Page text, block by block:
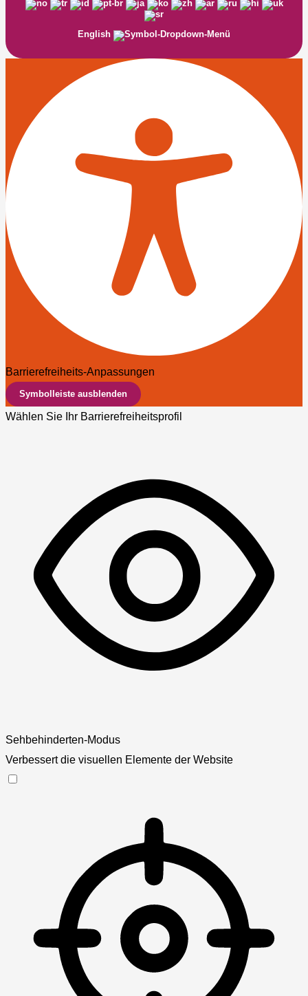
English
Barrierefreiheits-Anpassungen
Symbolleiste ausblenden
Wählen Sie Ihr Barrierefreiheitsprofil
Sehbehinderten-Modus
Verbessert die visuellen Elemente der Website